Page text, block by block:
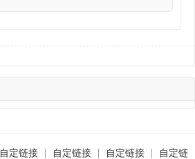
自定链接 自定链接 自定链接
自定链